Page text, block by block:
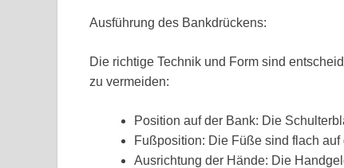
Ausführung des Bankdrückens:
Die richtige Technik und Form sind
zu vermeiden:
Position auf der Bank: Die
Fußposition: Die Füße sind flach
Ausrichtung der Hände: Die